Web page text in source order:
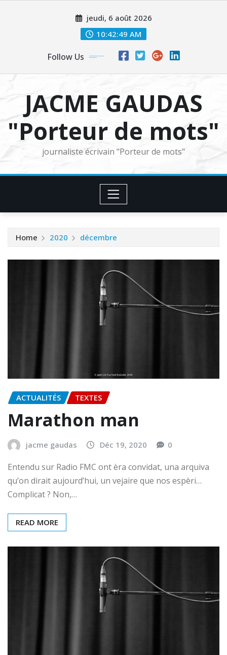
jeudi, 6 août 2026
10:42:51 AM
Follow Us
JACME GAUDAS
"Porteur de mots"
journaliste écrivain "Porteur de mots"
Home 2020 décembre
ACTUALITÉS TEXTES
Marathon man
jacme gaudas Déc 19, 2020 0
Entendu sur Radio FMC ont èra convidat, una arquiva
qu’on dirait aujourd’hui, un vejaire que nos espèri…
Complicat ? Non,…
READ MORE